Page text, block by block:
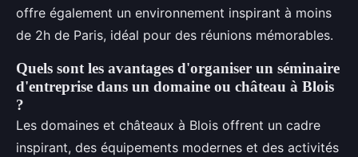
offre également un environnement inspirant à moins
de 2h de Paris, idéal pour des réunions mémorables.
Quels sont les avantages d'organiser un séminaire
d'entreprise dans un domaine ou château à Blois
?
Les domaines et châteaux à Blois offrent un cadre
inspirant, des équipements modernes et des activités